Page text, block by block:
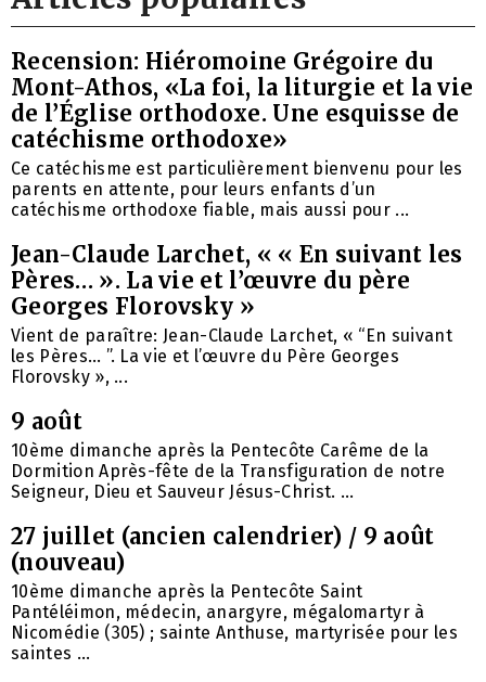
Recension: Hiéromoine Grégoire du
Mont-Athos, «La foi, la liturgie et la vie
de l’Église orthodoxe. Une esquisse de
catéchisme orthodoxe»
Ce catéchisme est particulièrement bienvenu pour les
parents en attente, pour leurs enfants d’un
catéchisme orthodoxe fiable, mais aussi pour ...
Jean-Claude Larchet, « « En suivant les
Pères… ». La vie et l’œuvre du père
Georges Florovsky »
Vient de paraître: Jean-Claude Larchet, « “En suivant
les Pères… ”. La vie et l’œuvre du Père Georges
Florovsky », ...
9 août
10ème dimanche après la Pentecôte Carême de la
Dormition Après-fête de la Transfiguration de notre
Seigneur, Dieu et Sauveur Jésus-Christ. ...
27 juillet (ancien calendrier) / 9 août
(nouveau)
10ème dimanche après la Pentecôte Saint
Pantéléimon, médecin, anargyre, mégalomartyr à
Nicomédie (305) ; sainte Anthuse, martyrisée pour les
saintes ...